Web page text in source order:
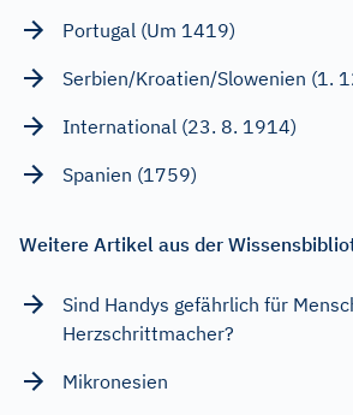
Portugal (Um 1419)
Serbien/Kroatien/Slowenien (1.
International (23. 8. 1914)
Spanien (1759)
Weitere Artikel aus der
Sind Handys gefährlich für
Herzschrittmacher?
Mikronesien